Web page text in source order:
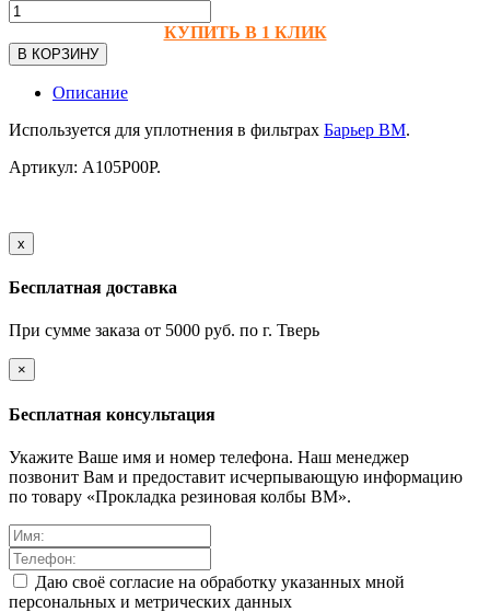
КУПИТЬ В 1 КЛИК
В КОРЗИНУ
Описание
Используется для уплотнения в фильтрах Барьер ВМ.
Артикул: А105Р00Р.
х
Бесплатная доставка
При сумме заказа от 5000 руб. по г. Тверь
×
Бесплатная консультация
Укажите Ваше имя и номер телефона. Наш менеджер
позвонит Вам и предоставит исчерпывающую информацию
по товару «Прокладка резиновая колбы ВМ».
Даю своё согласие на обработку указанных мной
персональных и метрических данных